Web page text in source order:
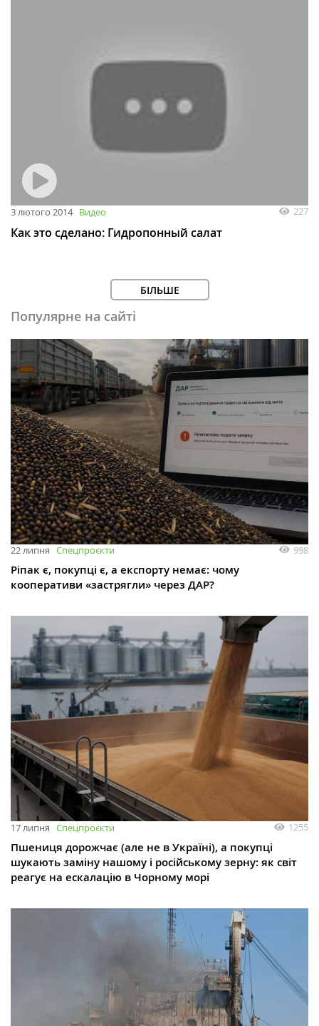
3 лютого 2014 Видео 227
Как это сделано: Гидропонный салат
БІЛЬШЕ
Популярне на сайті
22 липня Спецпроєкти 998
Ріпак є, покупці є, а експорту немає: чому
кооперативи «застрягли» через ДАР?
17 липня Спецпроєкти 1255
Пшениця дорожчає (але не в Україні), а покупці
шукають заміну нашому і російському зерну: як світ
реагує на ескалацію в Чорному морі